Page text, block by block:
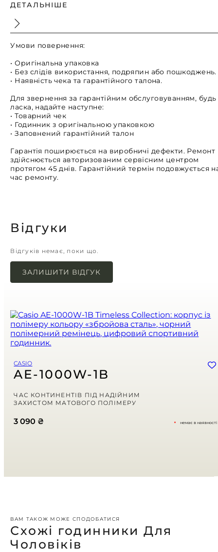
ДЕТАЛЬНІШЕ
Умови повернення:
• Оригінальна упаковка
• Без слідів використання, подряпин або пошкоджень.
• Наявність чека та гарантійного талона.
Для звернення за гарантійним обслуговуванням, будь
ласка, надайте наступне:
• Товарний чек
• Годинник з оригінальною упаковкою
• Заповнений гарантійний талон
Гарантія поширюється на виробничі дефекти. Ремонт
здійснюється авторизованим сервісним центром
протягом 45 днів. Гарантійний термін подовжується
час ремонту.
Відгуки
Відгуків немає, поки що.
ЗАЛИШИТИ ВІДГУК
Назва *
Email*
моїх подальших коментарів.
Ваш відгук
CASIO
AE-1000W-1B
ЧАС КОНТИНЕНТІВ ПІД НАДІЙНИМ
ЗАХИСТОМ МАТОВОГО ПОЛІМЕРУ
3 090 ₴ немає в наявності
ВАМ ТАКОЖ МОЖЕ СПОДОБАТИСЯ
Схожі годинники Для
Чоловіків